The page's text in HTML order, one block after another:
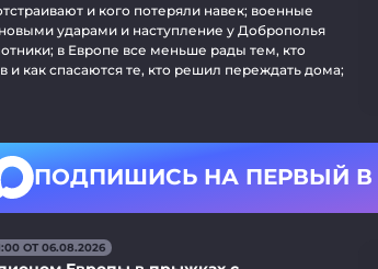
и кого потеряли навек; военные
ударами и наступление у Доброполья
в Европе все меньше рады тем, кто
и как спасаются те, кто решил переждать дома;
ПОДПИШИСЬ НА ПЕРВЫЙ В
ОТ 06.08.2026